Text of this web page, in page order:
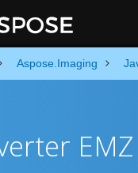
Aspose.Imaging